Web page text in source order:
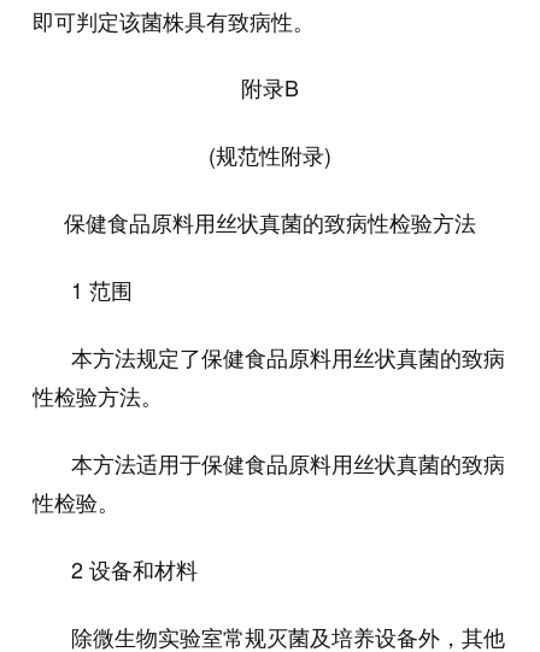
即可判定该菌株具有致病性。
附录B
(规范性附录)
保健食品原料用丝状真菌的致病性检验方法
1 范围
本方法规定了保健食品原料用丝状真菌的致病
性检验方法。
本方法适用于保健食品原料用丝状真菌的致病
性检验。
2 设备和材料
除微生物实验室常规灭菌及培养设备外，其他